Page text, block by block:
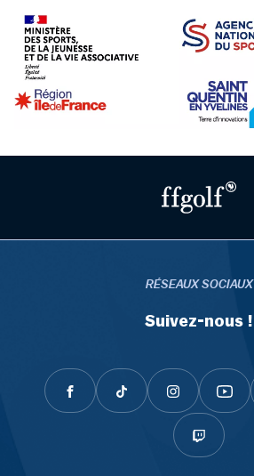
RÉSEAUX SOCIAUX
Suivez-nous !